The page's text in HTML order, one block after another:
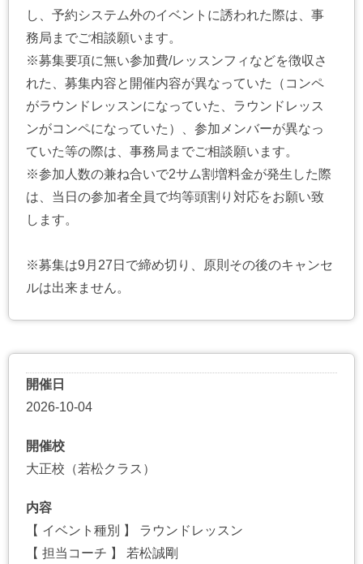
し、予約システム外のイベントに誘われた際は、事
務局までご相談願います。
※募集要項に無い参加費/レッスンフィなどを徴収さ
れた、募集内容と開催内容が異なっていた（コンペ
がラウンドレッスンになっていた、ラウンドレッス
ンがコンペになっていた）、参加メンバーが異なっ
ていた等の際は、事務局までご相談願います。
※参加人数の兼ね合いで2サム割増料金が発生した際
は、当日の参加者全員で均等頭割り対応をお願い致
します。
※募集は9月27日で締め切り、原則その後のキャンセ
ルは出来ません。
開催日
2026-10-04
開催校
大正校（若松クラス）
内容
【 イベント種別 】 ラウンドレッスン
【 担当コーチ 】 若松誠剛